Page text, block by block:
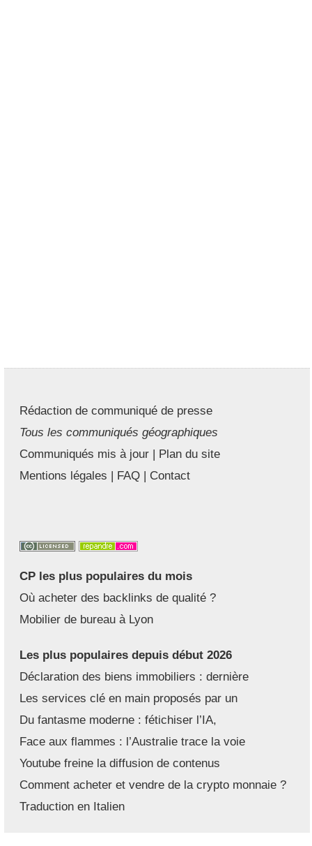
Rédaction de communiqué de presse
Tous les communiqués géographiques
Communiqués mis à jour | Plan du site
Mentions légales | FAQ | Contact
CP les plus populaires du mois
Où acheter des backlinks de qualité ?
Mobilier de bureau à Lyon
Les plus populaires depuis début 2026
Déclaration des biens immobiliers : dernière
Les services clé en main proposés par un
Du fantasme moderne : fétichiser l’IA,
Face aux flammes : l’Australie trace la voie
Youtube freine la diffusion de contenus
Comment acheter et vendre de la crypto monnaie ?
Traduction en Italien